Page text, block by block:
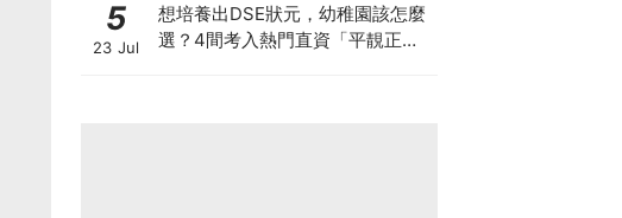
5
23 Jul
想培養出DSE狀元，幼稚園該怎麼
選？4間考入熱門直資「平靚正」